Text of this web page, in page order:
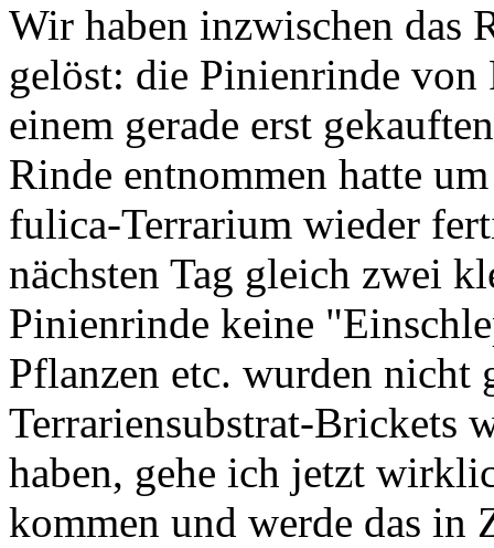
Wir haben inzwischen das
gelöst: die Pinienrinde
einem gerade erst
Rinde entnommen hatte
fulica-Terrarium wieder
nächsten Tag gleich zwei
Pinienrinde keine
Pflanzen etc. wurden nicht
Terrariensubstrat-Brickets
haben, gehe ich jetzt
kommen und werde das in